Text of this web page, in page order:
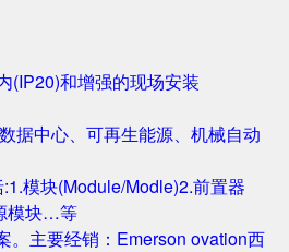
(IP20)和增强的现场安装
据中心、可再生能源、机械自动
模块(Module/Modle)2.前置器
模块…等
。主要经销：Emerson ovation西